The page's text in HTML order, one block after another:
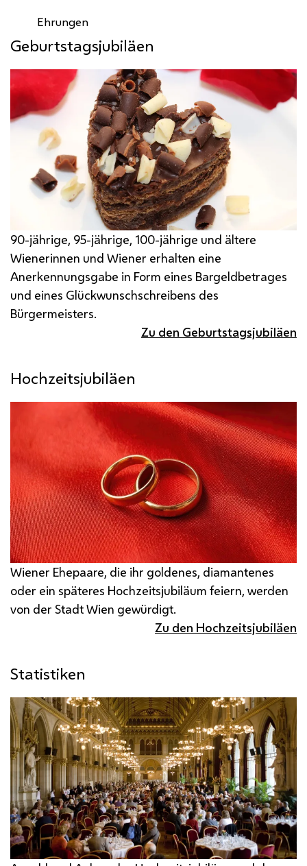
Ehrungen
Geburtstagsjubiläen
90-jährige, 95-jährige, 100-jährige und ältere
Wienerinnen und Wiener erhalten eine
Anerkennungsgabe in Form eines Bargeldbetrages
und eines Glückwunschschreibens des
Bürgermeisters.
Zu den Geburtstagsjubiläen
Hochzeitsjubiläen
Wiener Ehepaare, die ihr goldenes, diamantenes
oder ein späteres Hochzeitsjubiläum feiern, werden
von der Stadt Wien gewürdigt.
Zu den Hochzeitsjubiläen
Statistiken